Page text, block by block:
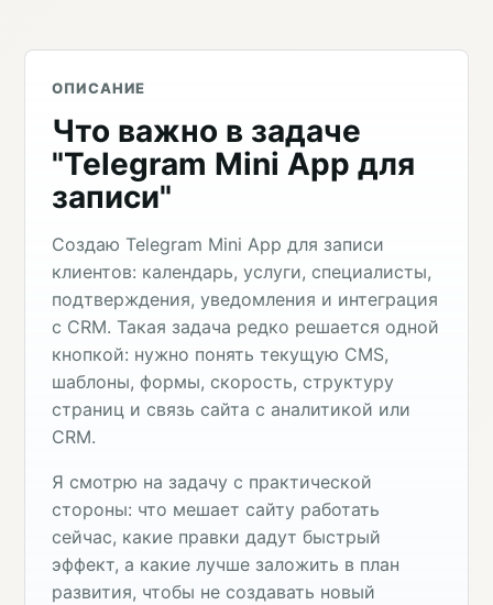
ОПИСАНИЕ
Что важно в задаче
"Telegram Mini App для
записи"
Создаю Telegram Mini App для записи
клиентов: календарь, услуги, специалисты,
подтверждения, уведомления и интеграция
с CRM. Такая задача редко решается одной
кнопкой: нужно понять текущую CMS,
шаблоны, формы, скорость, структуру
страниц и связь сайта с аналитикой или
CRM.
Я смотрю на задачу с практической
стороны: что мешает сайту работать
сейчас, какие правки дадут быстрый
эффект, а какие лучше заложить в план
развития, чтобы не создавать новый